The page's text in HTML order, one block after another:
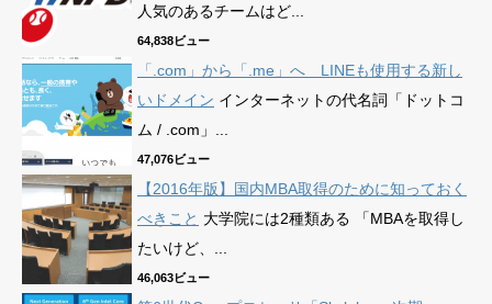
人気のあるチームはど...
64,838ビュー
「.com」から「.me」へ LINEも使用する新し
いドメイン インターネットの代名詞「ドットコ
ム / .com」...
47,076ビュー
【2016年版】国内MBA取得のために知っておく
べきこと 大学院には2種類ある 「MBAを取得し
たいけど、...
46,063ビュー